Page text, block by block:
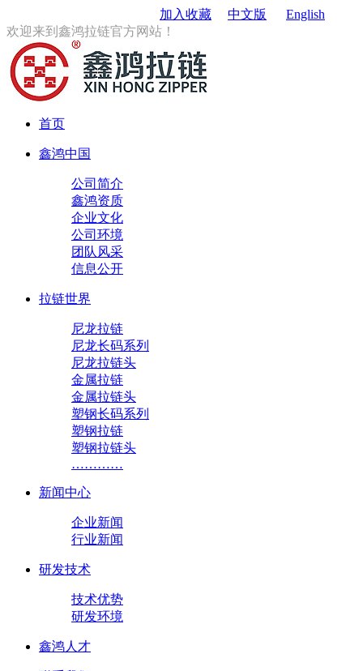
加入收藏 中文版
English
欢迎来到鑫鸿拉链官方网站！
首页
鑫鸿中国
公司简介
鑫鸿资质
企业文化
公司环境
团队风采
信息公开
拉链世界
尼龙拉链
尼龙长码系列
尼龙拉链头
金属拉链
金属拉链头
塑钢长码系列
塑钢拉链
塑钢拉链头
…………
新闻中心
企业新闻
行业新闻
研发技术
技术优势
研发环境
鑫鸿人才